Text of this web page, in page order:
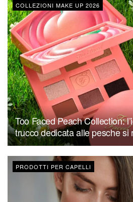
COLLEZIONI MAKE UP 2026
Too Faced Peach Collection:
trucco dedicata alle pesche si
PRODOTTI PER CAPELLI